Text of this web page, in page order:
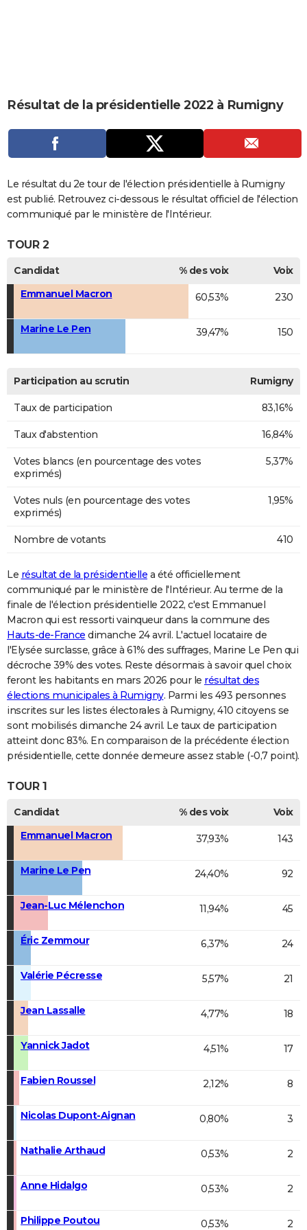
CARTE DE VOEUX
DICTIONNAIRE
Dictionnaire
Biographies
Expressions
Proverbes
PROGRAMME TV
COPAINS D'AVANT
S'inscrire
Se connecter
Lycées
Collèges
Primaires
Universités
Entreprises
Service militaire
Avis de recherche
AVIS DE DÉCÈS
FORUM
Bricolage
Culture
Television
Voyage
Résultat de la présidentielle 2022 à Rumigny
Le résultat du 2e tour de l'élection présidentielle à Rumigny
est publié. Retrouvez ci-dessous le résultat officiel de l'élection
communiqué par le ministère de l'Intérieur.
TOUR 2
Candidat % des voix
Voix
Emmanuel Macron
60,53% 230
Marine Le Pen 39,47% 150
Participation au scrutin Rumigny
Taux de participation 83,16%
Taux d'abstention 16,84%
Votes blancs (en pourcentage des votes
exprimés)
5,37%
Votes nuls (en pourcentage des votes
exprimés)
1,95%
Nombre de votants 410
Le résultat de la présidentielle a été officiellement
communiqué par le ministère de l'Intérieur. Au terme de la
finale de l'élection présidentielle 2022, c'est Emmanuel
Macron qui est ressorti vainqueur dans la commune des
Hauts-de-France dimanche 24 avril. L'actuel locataire de
l'Elysée surclasse, grâce à 61% des suffrages, Marine Le Pen qui
décroche 39% des votes. Reste désormais à savoir quel choix
feront les habitants en mars 2026 pour le résultat des
élections municipales à Rumigny. Parmi les 493 personnes
inscrites sur les listes électorales à Rumigny, 410 citoyens se
sont mobilisés dimanche 24 avril. Le taux de participation
atteint donc 83%. En comparaison de la précédente élection
présidentielle, cette donnée demeure assez stable (-0,7 point).
TOUR 1
Candidat % des voix
Voix
Emmanuel Macron
37,93% 143
Marine Le Pen 24,40% 92
Jean-Luc Mélenchon 11,94% 45
Éric Zemmour 6,37% 24
Valérie Pécresse 5,57% 21
Jean Lassalle 4,77% 18
Yannick Jadot 4,51% 17
Fabien Roussel 2,12% 8
Nicolas Dupont-Aignan 0,80% 3
Nathalie Arthaud 0,53% 2
Anne Hidalgo 0,53% 2
Philippe Poutou 0,53% 2